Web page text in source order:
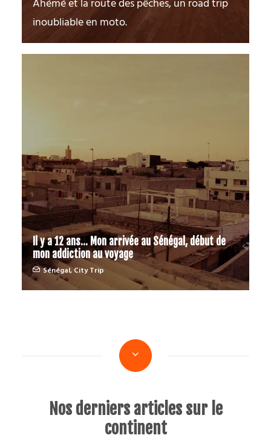
Ahémé et la route des pêches, un road trip
inoubliable en moto.
Il y a 12 ans… Mon arrivée au Sénégal, début de
mon addiction au voyage
Sénégal, City Trip
Nos derniers articles sur le
continent